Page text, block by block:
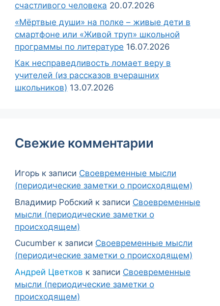
счастливого человека 20.07.2026
«Мёртвые души» на полке – живые дети в
смартфоне или «Живой труп» школьной
программы по литературе 16.07.2026
Как несправедливость ломает веру в
учителей (из рассказов вчерашних
школьников) 13.07.2026
Свежие комментарии
Игорь к записи Своевременные мысли
(периодические заметки о происходящем)
Владимир Робский к записи Своевременные
мысли (периодические заметки о
происходящем)
Cucumber к записи Своевременные мысли
(периодические заметки о происходящем)
Андрей Цветков к записи Своевременные
мысли (периодические заметки о
происходящем)